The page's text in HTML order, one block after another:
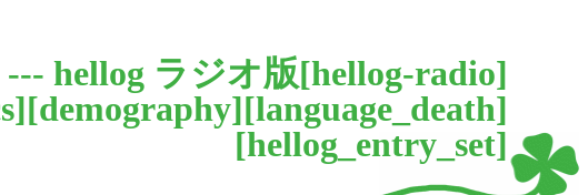
hellog ラジオ版[hellog-radio]
][demography][language_death]
[hellog_entry_set]